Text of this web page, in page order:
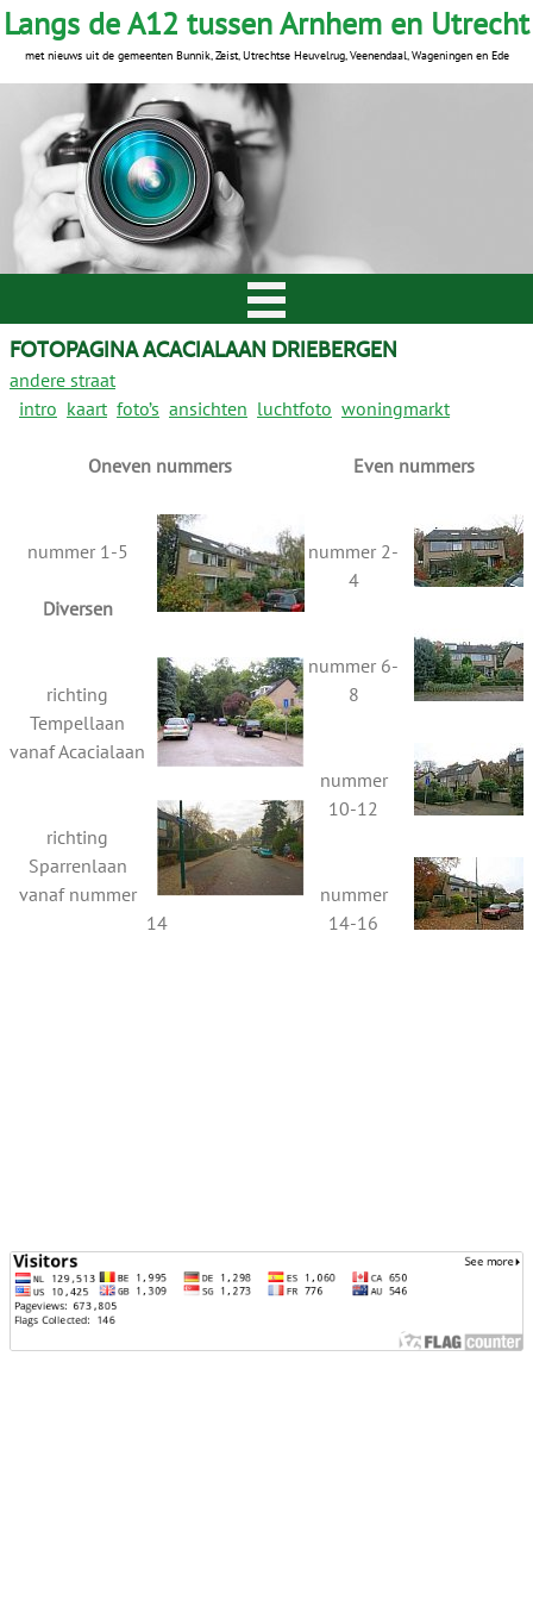
FOTOPAGINA ACACIALAAN DRIEBERGEN
andere straat
intro kaart foto’s ansichten luchtfoto woningmarkt
Oneven nummers
nummer 1-5
Diversen
richting
Tempellaan
vanaf Acacialaan
richting
Sparrenlaan
vanaf nummer
14
Even nummers
nummer 2-
4
nummer 6-
8
nummer
10-12
nummer
14-16
Langs de A12 tussen Arnhem en Utrecht
met nieuws uit de gemeenten Bunnik, Zeist, Utrechtse Heuvelrug, Veenendaal, Wageningen en Ede